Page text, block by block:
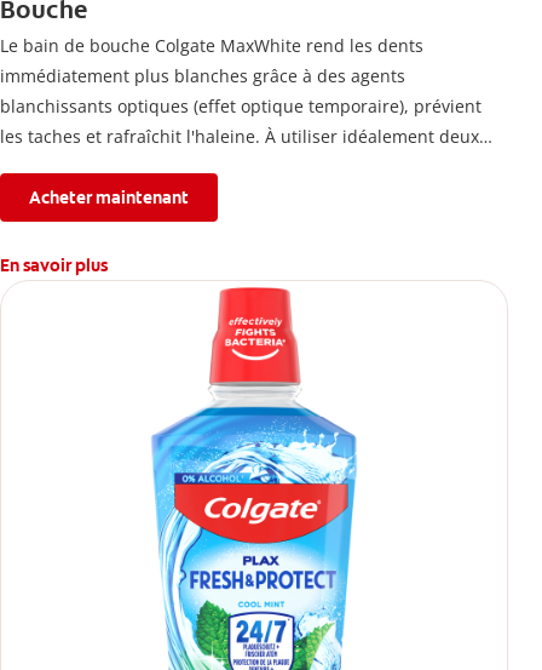
Bouche
Le bain de bouche Colgate MaxWhite rend les dents
immédiatement plus blanches grâce à des agents
blanchissants optiques (effet optique temporaire), prévient
les taches et rafraîchit l'haleine. À utiliser idéalement deux
Acheter maintenant
En savoir plus